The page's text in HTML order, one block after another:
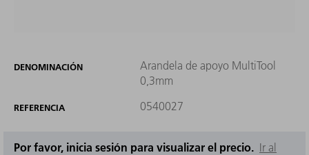
DENOMINACIÓN
Arandela de apoyo MultiTool
0,3mm
REFERENCIA 0540027
Por favor, inicia sesión para visualizar el precio. Ir al